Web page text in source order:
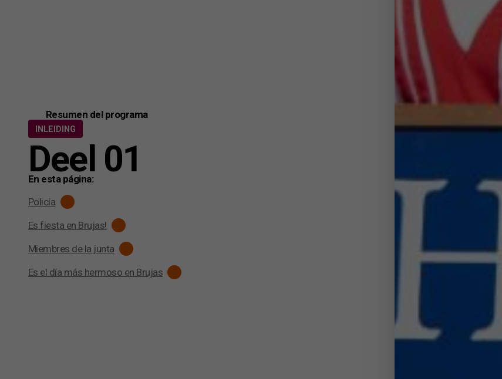
Resumen del programa
INLEIDING
Deel 01
En esta página:
Policía
Es fiesta en Brujas!
Miembres de la junta
Es el día más hermoso en Brujas